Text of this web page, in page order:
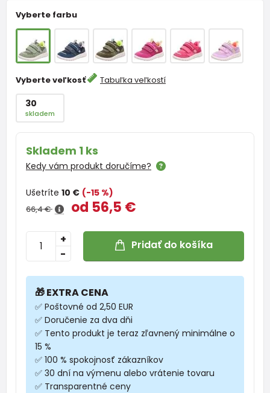
Vyberte farbu
Vyberte veľkosť Tabuľka veľkostí
30
skladem
Skladem 1 ks
Kedy vám produkt doručíme?
Ušetríte 10 € (-15 %)
66,4 € od 56,5 €
-
+ Pridať do košíka
🎁 EXTRA CENA
✅ Poštovné od 2,50 EUR
✅ Doručenie za dva dňi
✅ Tento produkt je teraz zľavnený minimálne o
15 %
✅ 100 % spokojnosť zákazníkov
✅ 30 dní na výmenu alebo vrátenie tovaru
✅ Transparentné ceny